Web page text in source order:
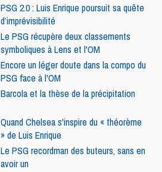
PSG 2.0 : Luis Enrique poursuit sa quête
d’imprévisibilité
Le PSG récupère deux classements
symboliques à Lens et l'OM
Encore un léger doute dans la compo du
PSG face à l'OM
Barcola et la thèse de la précipitation
Quand Chelsea s'inspire du « théorème
» de Luis Enrique
Le PSG recordman des buteurs, sans en
avoir un